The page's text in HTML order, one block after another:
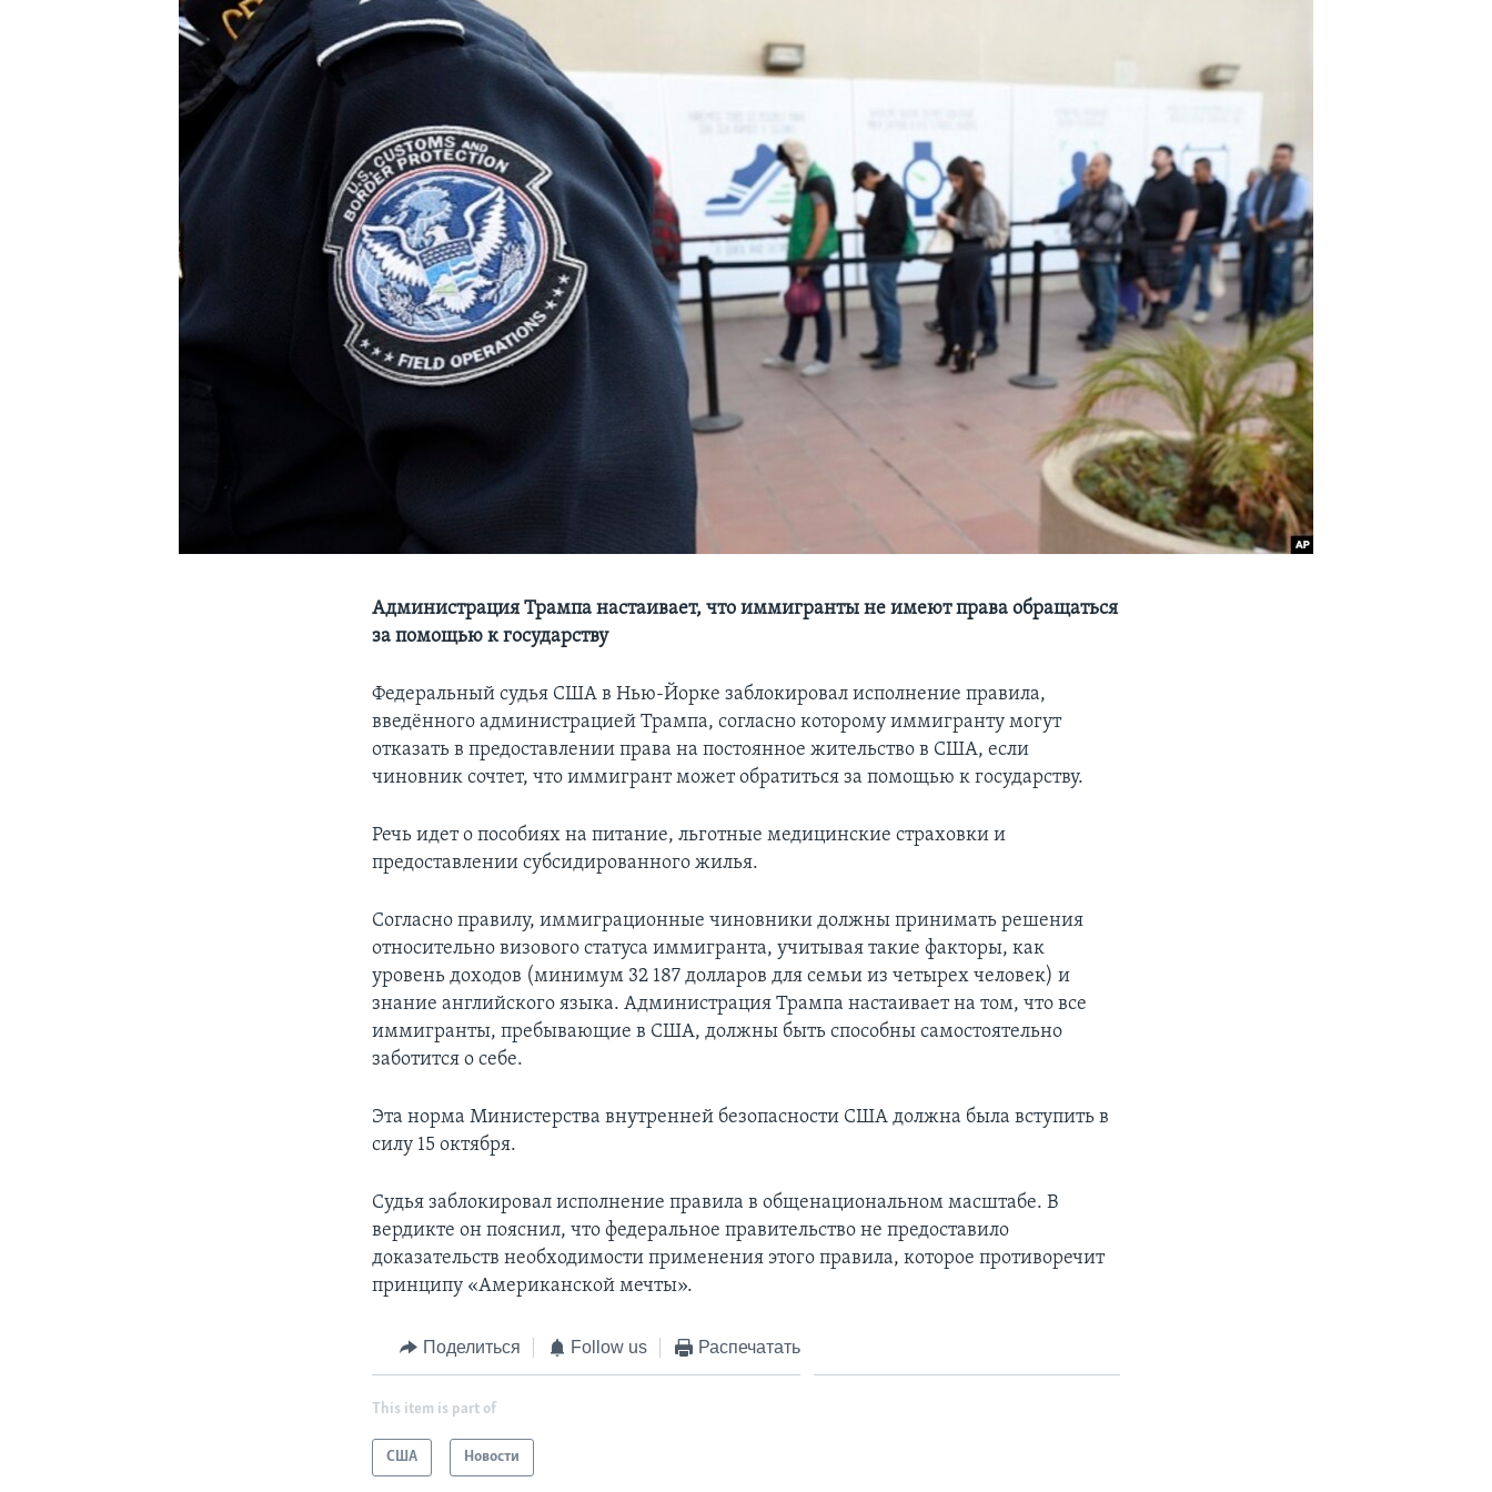
Администрация Трампа настаивает, что иммигранты не имеют права обращаться
за помощью к государству
Федеральный судья США в Нью-Йорке заблокировал исполнение правила,
введённого администрацией Трампа, согласно которому иммигранту могут
отказать в предоставлении права на постоянное жительство в США, если
чиновник сочтет, что иммигрант может обратиться за помощью к государству.
Речь идет о пособиях на питание, льготные медицинские страховки и
предоставлении субсидированного жилья.
Согласно правилу, иммиграционные чиновники должны принимать решения
относительно визового статуса иммигранта, учитывая такие факторы, как
уровень доходов (минимум 32 187 долларов для семьи из четырех человек) и
знание английского языка. Администрация Трампа настаивает на том, что все
иммигранты, пребывающие в США, должны быть способны самостоятельно
заботится о себе.
Эта норма Министерства внутренней безопасности США должна была вступить в
силу 15 октября.
Судья заблокировал исполнение правила в общенациональном масштабе. В
вердикте он пояснил, что федеральное правительство не предоставило
доказательств необходимости применения этого правила, которое противоречит
принципу «Американской мечты».
Поделиться Follow us Распечатать
This item is part of
США Новости